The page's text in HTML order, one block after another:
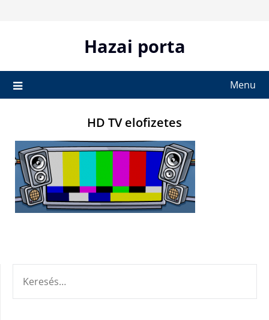
Hazai porta
Menu
HD TV elofizetes